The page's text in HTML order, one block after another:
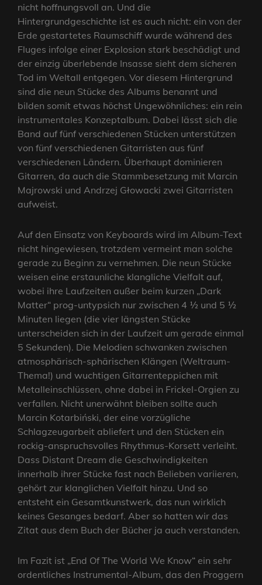
nicht hoffnungsvoll an. Und die
Hintergrundgeschichte ist es auch nicht: ein von der
Erde gestartetes Raumschiff wurde während des
Fluges infolge einer Explosion stark beschädigt und
der einzig überlebende Insasse sieht dem sicheren
Tod im Weltall entgegen. Vor diesem Hintergrund
sind die neun Stücke des Albums benannt und
bilden somit etwas höchst Ungewöhnliches: ein rein
instrumentales Konzeptalbum. Dabei lässt sich die
Band auf fünf verschiedenen Stücken unterstützen
von fünf verschiedenen Gitarristen aus fünf
verschiedenen Ländern. Überhaupt dominieren
Gitarren, da auch die Stammbesetzung mit Marcin
Majrowski und Andrzej Głowacki zwei Gitarristen
aufweist.
Auf den Einsatz von Keyboards wird im Album-Text
nicht hingewiesen, trotzdem vermeint man solche
gerade zu Beginn zu vernehmen. Die neun Stücke
weisen eine erstaunliche klangliche Vielfalt auf,
wobei ihre Laufzeiten außer beim kurzen „Dark
Matter“ prog-untypsich nur zwischen 4 ½ und 5 ½
Minuten liegen (die vier längsten Stücke
unterscheiden sich in der Laufzeit um gerade einmal
5 Sekunden). Die Melodien schwanken zwischen
atmosphärisch-sphärischen Klängen (Weltraum-
Thema!) und wuchtigen Gitarrenteppichen mit
Metalleinschlüssen, ohne dabei in Frickel-Orgien zu
verfallen. Nicht unerwähnt bleiben sollte auch
Marcin Kotarbiński, der eine vorzügliche
Schlagzeugarbeit abliefert und den Stücken ein
rockig-anspruchsvolles Rhythmus-Korsett verleiht.
Dass Distant Dream die Geschwindigkeiten
innerhalb ihrer Stücke fast nach Belieben variieren,
gehört zur klanglichen Vielfalt hinzu. Und so
entsteht ein Gesamtkunstwerk, das nun wirklich
keines Gesanges bedarf. Aber so hatten wir das
Zitat aus dem Buch der Bücher ja auch verstanden.
Im Fazit ist „End Of The World We Know“ ein sehr
ordentliches Instrumental-Album, das den Proggern